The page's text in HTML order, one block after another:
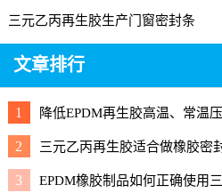
三元乙丙再生胶生产门窗密封条
文章排行
1 降低EPDM再生胶高温、常温
2 三元乙丙再生胶适合做橡胶密
3 EPDM橡胶制品如何正确使用